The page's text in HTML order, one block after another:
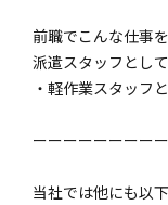
前職でこんな仕事
派遣スタッフとし
・軽作業スタッフ
ーーーーーーーー
当社では他にも以